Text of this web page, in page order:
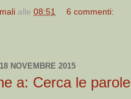
alle 08:51 6 commenti:
NOVEMBRE 2015
a: Cerca le parole